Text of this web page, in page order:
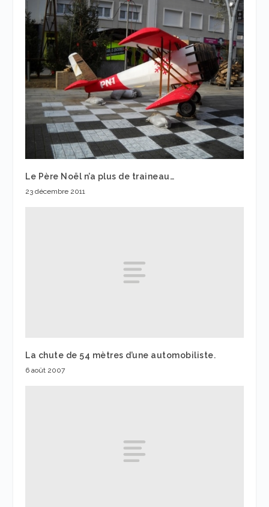
Le Père Noël n’a plus de traineau…
23 décembre 2011
La chute de 54 mètres d’une automobiliste.
6 août 2007